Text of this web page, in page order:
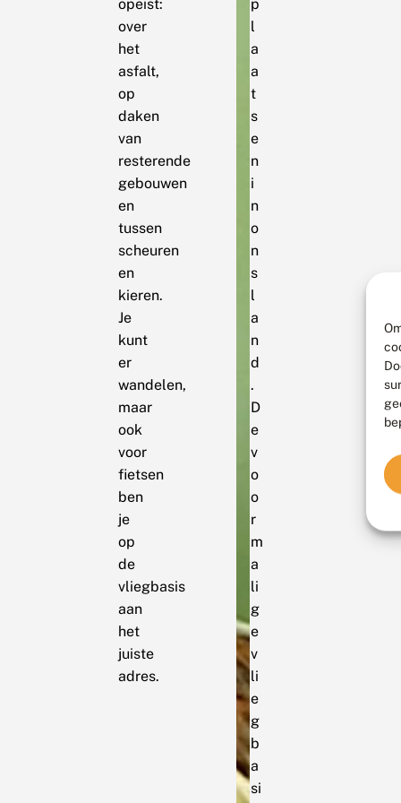
opeist:
over
het
asfalt,
op
daken
van
resterende
gebouwen
en
tussen
scheuren
en
kieren.
Je
kunt
er
wandelen,
maar
ook
voor
fietsen
ben
je
op
de
vliegbasis
aan
het
juiste
adres.
p
l
a
a
t
s
e
n
i
n
o
n
s
l
a
n
d
.
D
e
v
o
o
r
m
a
li
g
e
v
li
e
g
b
a
si